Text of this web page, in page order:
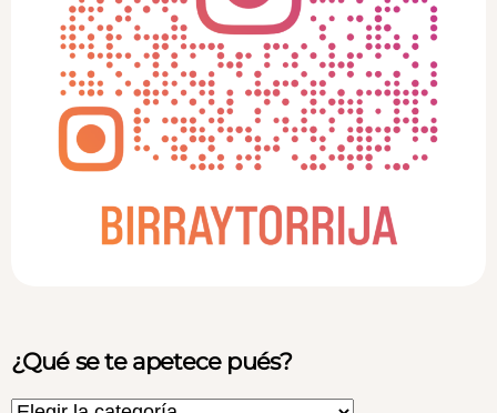
¿Qué se te apetece pués?